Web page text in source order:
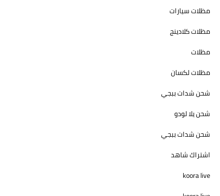
مظلات سيارات
مظلات كلادينج
مظلات
مظلات لكسان
شحن شدات ببجي
شحن يلا لودو
شحن شدات ببجي
اشتراك شاهد
koora live